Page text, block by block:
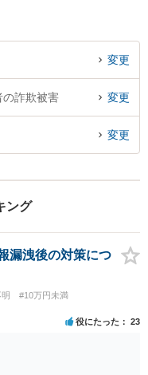
変更
の詐欺被害 変更
変更
ング
漏洩後の対策につ
#10万円未満
役にたった 23